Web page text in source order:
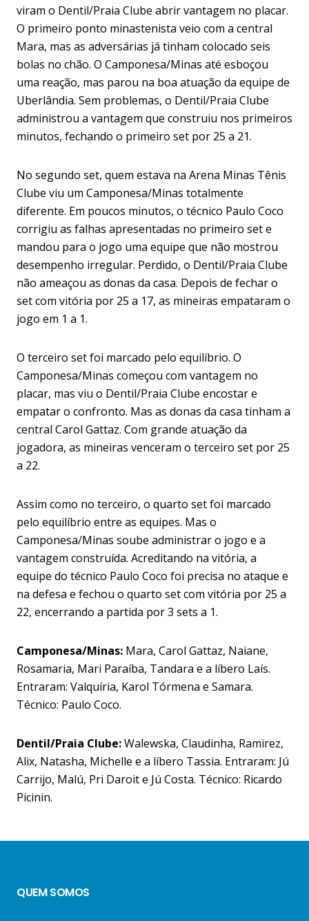
viram o Dentil/Praia Clube abrir vantagem no placar.
O primeiro ponto minastenista veio com a central
Mara, mas as adversárias já tinham colocado seis
bolas no chão. O Camponesa/Minas até esboçou
uma reação, mas parou na boa atuação da equipe de
Uberlândia. Sem problemas, o Dentil/Praia Clube
administrou a vantagem que construiu nos primeiros
minutos, fechando o primeiro set por 25 a 21.
No segundo set, quem estava na Arena Minas Tênis
Clube viu um Camponesa/Minas totalmente
diferente. Em poucos minutos, o técnico Paulo Coco
corrigiu as falhas apresentadas no primeiro set e
mandou para o jogo uma equipe que não mostrou
desempenho irregular. Perdido, o Dentil/Praia Clube
não ameaçou as donas da casa. Depois de fechar o
set com vitória por 25 a 17, as mineiras empataram o
jogo em 1 a 1.
O terceiro set foi marcado pelo equilíbrio. O
Camponesa/Minas começou com vantagem no
placar, mas viu o Dentil/Praia Clube encostar e
empatar o confronto. Mas as donas da casa tinham a
central Carol Gattaz. Com grande atuação da
jogadora, as mineiras venceram o terceiro set por 25
a 22.
Assim como no terceiro, o quarto set foi marcado
pelo equilíbrio entre as equipes. Mas o
Camponesa/Minas soube administrar o jogo e a
vantagem construída. Acreditando na vitória, a
equipe do técnico Paulo Coco foi precisa no ataque e
na defesa e fechou o quarto set com vitória por 25 a
22, encerrando a partida por 3 sets a 1.
Camponesa/Minas: Mara, Carol Gattaz, Naiane,
Rosamaria, Mari Paraíba, Tandara e a líbero Laís.
Entraram: Valquíria, Karol Tórmena e Samara.
Técnico: Paulo Coco.
Dentil/Praia Clube:Walewska, Claudinha, Ramirez,
Alix, Natasha, Michelle e a líbero Tassia. Entraram: Jú
Carrijo, Malú, Pri Daroit e Jú Costa. Técnico: Ricardo
Picinin.
QUEM SOMOS